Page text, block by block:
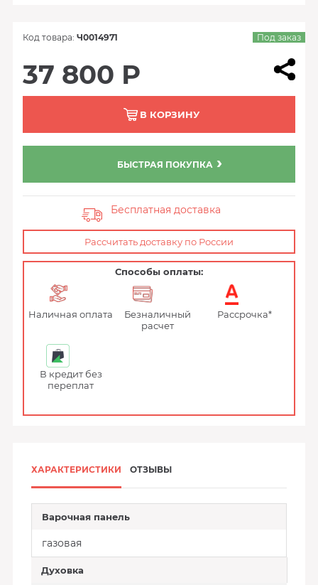
Код товара: Ч0014971 Под заказ
37 800 Р
В КОРЗИНУ
БЫСТРАЯ ПОКУПКА
Бесплатная доставка
Рассчитать доставку по России
Способы оплаты:
Наличная оплата
Безналичный
расчет
Рассрочка*
В кредит без
переплат
ХАРАКТЕРИСТИКИ ОТЗЫВЫ
Варочная панель
газовая
Духовка